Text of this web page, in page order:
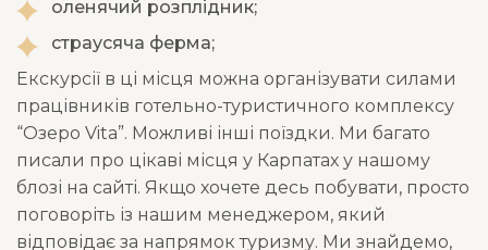
оленячий розплідник;
страусяча ферма;
Екскурсії в ці місця можна організувати силами
працівників готельно-туристичного комплексу
“Озеро Vita”. Можливі інші поїздки. Ми багато
писали про цікаві місця у Карпатах у нашому
блозі на сайті. Якщо хочете десь побувати, просто
поговоріть із нашим менеджером, який
відповідає за напрямок туризму. Ми знайдемо,